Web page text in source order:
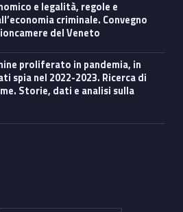
criminale. Convegno
del Veneto
spia nel 2022-2023. Ricerca di
Storie, dati e analisi sulla